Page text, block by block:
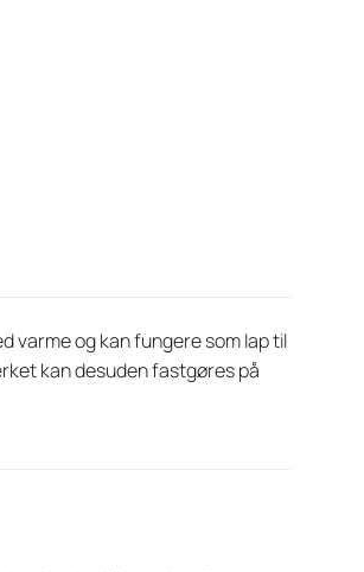
varme og kan fungere som lap til
kan desuden fastgøres på